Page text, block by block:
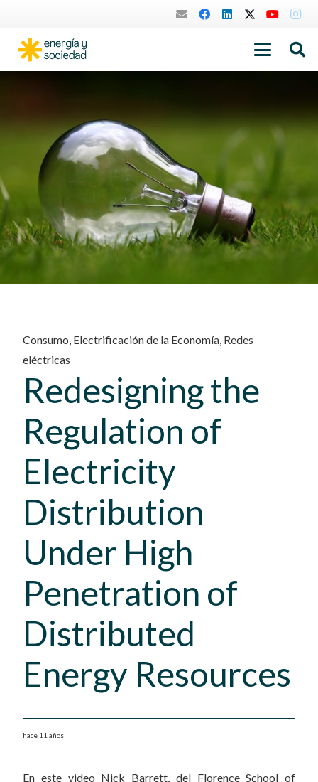
Consumo, Electrificación de la Economía, Redes
eléctricas
Redesigning the
Regulation of
Electricity
Distribution
Under High
Penetration of
Distributed
Energy Resources
hace 11 años
En este video Nick Barrett, del Florence School of